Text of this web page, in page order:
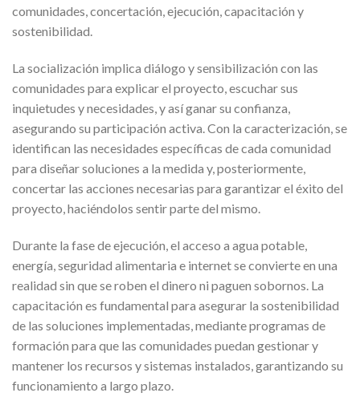
comunidades, concertación, ejecución, capacitación y
sostenibilidad.
La socialización implica diálogo y sensibilización con las
comunidades para explicar el proyecto, escuchar sus
inquietudes y necesidades, y así ganar su confianza,
asegurando su participación activa. Con la caracterización, se
identifican las necesidades específicas de cada comunidad
para diseñar soluciones a la medida y, posteriormente,
concertar las acciones necesarias para garantizar el éxito del
proyecto, haciéndolos sentir parte del mismo.
Durante la fase de ejecución, el acceso a agua potable,
energía, seguridad alimentaria e internet se convierte en una
realidad sin que se roben el dinero ni paguen sobornos. La
capacitación es fundamental para asegurar la sostenibilidad
de las soluciones implementadas, mediante programas de
formación para que las comunidades puedan gestionar y
mantener los recursos y sistemas instalados, garantizando su
funcionamiento a largo plazo.